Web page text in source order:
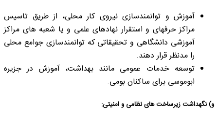
آموزش و توانمندسازی نیروی کار محلی، از طریق تاسیس
مراکز حرفه­ای و استقرار نهادهای علمی و یا شعبه ­های مراکز
آموزشی دانشگاهی و تحقیقاتی که توانمندسازی جوامع محلی
را مدنظر قرار دهند.
توسعه خدمات عمومی مانند بهداشت، آموزش در جزیره
ابوموسی برای ساکنان بومی.
و) نگهداشت زیرساخت های نظامی و امنیتی: